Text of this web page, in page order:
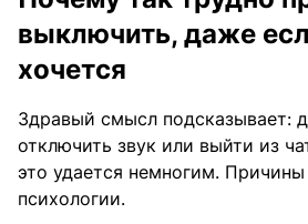
выключить, даже
хочется
Здравый смысл подсказывает:
отключить звук или выйти из
это удается немногим.
психологии.